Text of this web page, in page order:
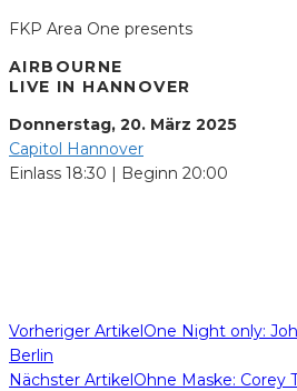
FKP Area One presents
AIRBOURNE
LIVE IN HANNOVER
Donnerstag, 20. März 2025
Capitol Hannover
Einlass 18:30 | Beginn 20:00
Vorheriger ArtikelOne Night only:
Berlin
Nächster ArtikelOhne Maske: Corey